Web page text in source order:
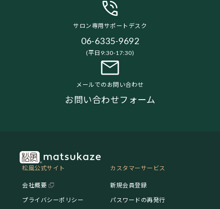
サロン専用サポートデスク
06-6335-9692
(平日9:30-17:30)
メールでのお問い合わせ
お問い合わせフォーム
松風公式サイト
会社概要
プライバシーポリシー
カスタマーサービス
新規会員登録
パスワードの再発行